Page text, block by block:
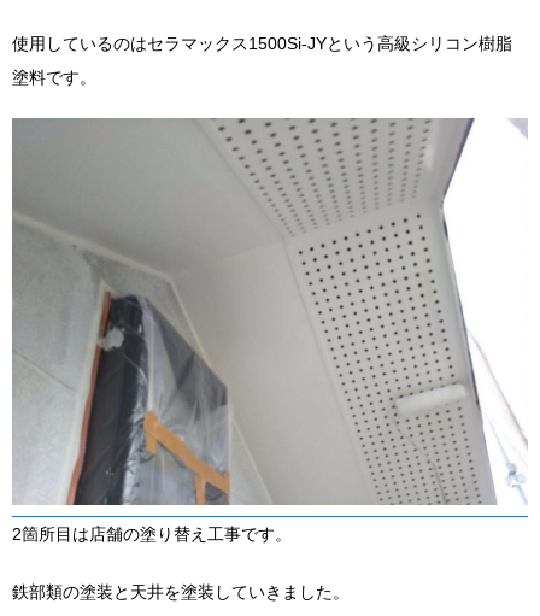
使用しているのはセラマックス1500Si-JYという高級シリコン樹脂
塗料です。
2箇所目は店舗の塗り替え工事です。
鉄部類の塗装と天井を塗装していきました。